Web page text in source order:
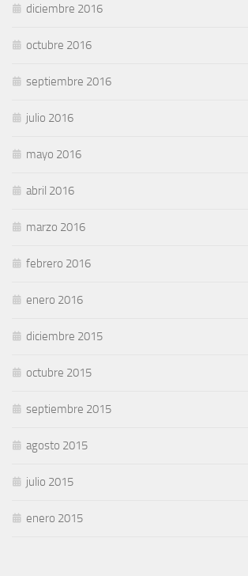
diciembre 2016
octubre 2016
septiembre 2016
julio 2016
mayo 2016
abril 2016
marzo 2016
febrero 2016
enero 2016
diciembre 2015
octubre 2015
septiembre 2015
agosto 2015
julio 2015
enero 2015